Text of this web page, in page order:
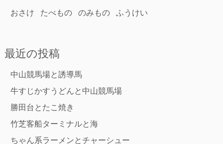
おさけ たべもの のみもの ふうけい
最近の投稿
中山競馬場と誘導馬
牛すじかすうどんと中山競馬場
勝田台とたこ焼き
竹芝客船ターミナルと海
ちゃん系ラーメンとチャーシュー